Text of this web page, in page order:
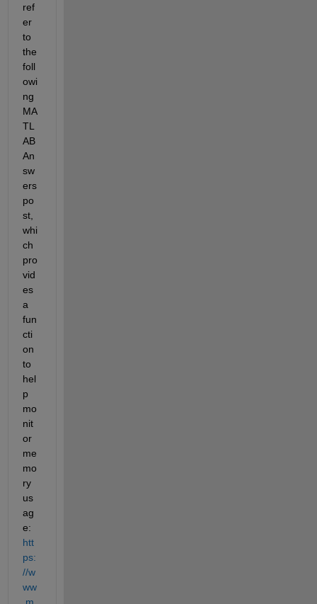
ref
er
to
the
foll
owi
ng
MA
TL
AB
An
sw
ers
po
st,
whi
ch
pro
vid
es
a
fun
cti
on
to
hel
p
mo
nit
or
me
mo
ry
us
ag
e:
htt
ps:
//w
ww